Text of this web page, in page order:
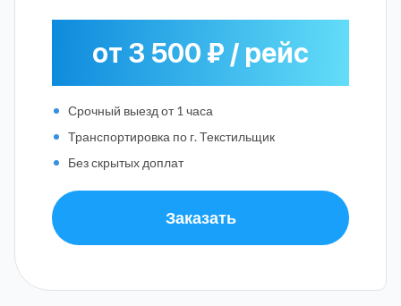
от 3 500 ₽ / рейс
Срочный выезд от 1 часа
Транспортировка по г. Текстильщик
Без скрытых доплат
Заказать